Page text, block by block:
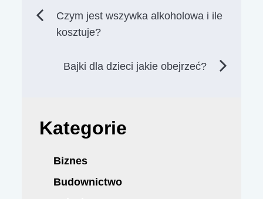
Nawigacja
Czym jest wszywka alkoholowa i ile
kosztuje?
Bajki dla dzieci jakie obejrzeć?
Kategorie
Biznes
Budownictwo